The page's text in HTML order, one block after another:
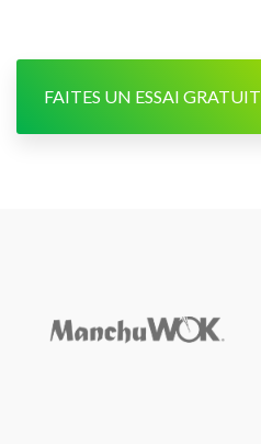
FAITES UN ESSAI GRATUIT